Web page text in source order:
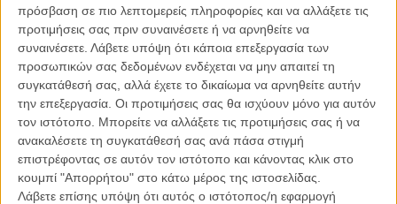
πρόσβαση σε πιο λεπτομερείς πληροφορίες και να αλλάξετε τις
προτιμήσεις σας πριν συναινέσετε ή να αρνηθείτε να
συναινέσετε. Λάβετε υπόψη ότι κάποια επεξεργασία των
προσωπικών σας δεδομένων ενδέχεται να μην απαιτεί τη
συγκατάθεσή σας, αλλά έχετε το δικαίωμα να αρνηθείτε αυτήν
την επεξεργασία. Οι προτιμήσεις σας θα ισχύουν μόνο για αυτόν
τον ιστότοπο. Μπορείτε να αλλάξετε τις προτιμήσεις σας ή να
ανακαλέσετε τη συγκατάθεσή σας ανά πάσα στιγμή
επιστρέφοντας σε αυτόν τον ιστότοπο και κάνοντας κλικ στο
κουμπί "Απορρήτου" στο κάτω μέρος της ιστοσελίδας.
Λάβετε επίσης υπόψη ότι αυτός ο ιστότοπος/η εφαρμογή
Οι κριτικές αποκάλεσαν το φιλμ αποκρουστικό, αηδιαστικό,
διεστραμμένο και ευπρόσδεκτα αλλόκοτο, ενώ κάποιοι το